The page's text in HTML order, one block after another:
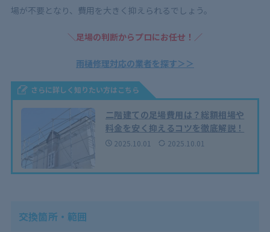
場が不要となり、費用を大きく抑えられるでしょう。
＼足場の判断からプロにお任せ！／
雨樋修理対応の業者を探す＞＞
さらに詳しく知りたい方はこちら
二階建ての足場費用は？総額相場や
料金を安く抑えるコツを徹底解説！
2025.10.01 2025.10.01
交換箇所・範囲